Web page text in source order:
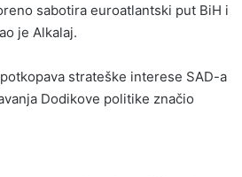
sabotira euroatlantski put BiH i
je Alkalaj.
strateške interese SAD-a
Dodikove politike značio